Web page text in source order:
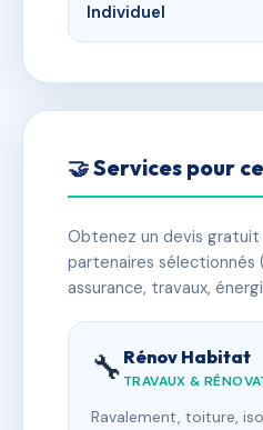
Individuel
🤝 Services pour
Obtenez un devis gratuit
partenaires sélectionnés
assurance, travaux,
🔧 Rénov Habitat
TRAVAUX &
Ravalement, toiture,